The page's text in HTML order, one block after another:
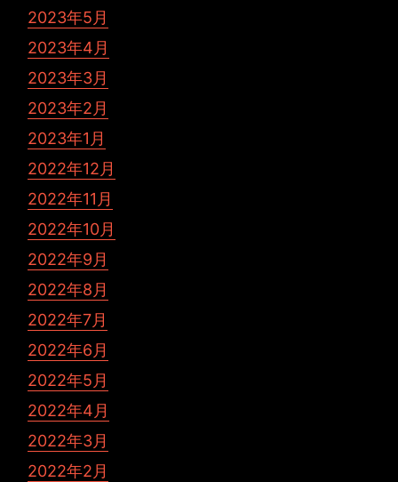
2023年5月
2023年4月
2023年3月
2023年2月
2023年1月
2022年12月
2022年11月
2022年10月
2022年9月
2022年8月
2022年7月
2022年6月
2022年5月
2022年4月
2022年3月
2022年2月